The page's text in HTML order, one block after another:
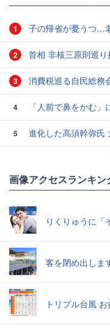
1 子の帰省が憂うつ…
2 首相 非核三原則巡
3 消費税巡る自民総務
4 「人前で鼻をかむ」
5
進化した高須幹弥氏
画像アクセスランキン
りくりゅうに「
客を閉め出しま
トリプル台風